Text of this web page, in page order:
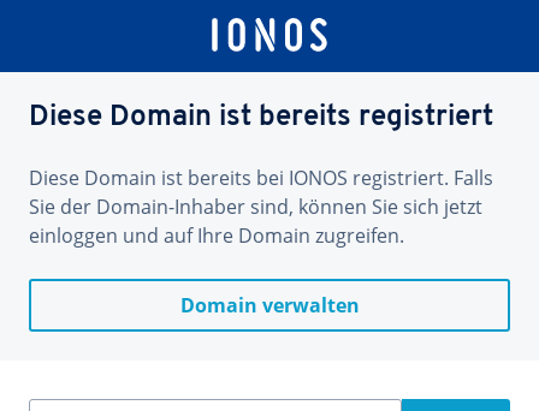
Diese Domain ist bereits registriert
Diese Domain ist bereits bei IONOS registriert. Falls
Sie der Domain-Inhaber sind, können Sie sich jetzt
einloggen und auf Ihre Domain zugreifen.
Domain verwalten